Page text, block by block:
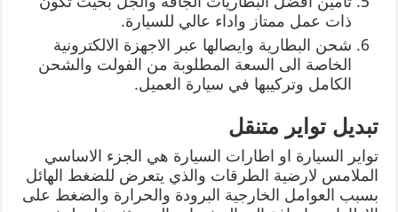
ذات عمل ممتاز واداء عالي للسيارة.
شحن البطارية وايصالها عبر الاجهزة الالكترونية
الخاصة الى السعة المطلوبة من الفولت والشحن
الكامل وتركيبها في سيارة العميل.
تبديل تواير متنقل
تواير السيارة او اطارات السيارة هي الجزء الاساسي
الملامس لارضية الطرقات والذي يتعرض للضغط الهائل
بسبب العوامل الخارجية البرودة والحرارة والضغط على